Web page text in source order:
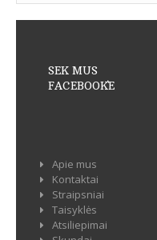
SEK MUS
FACEBOOK`E
Apie mus
Kontaktai
Straipsniai
Taisyklės
Atsiliepimai